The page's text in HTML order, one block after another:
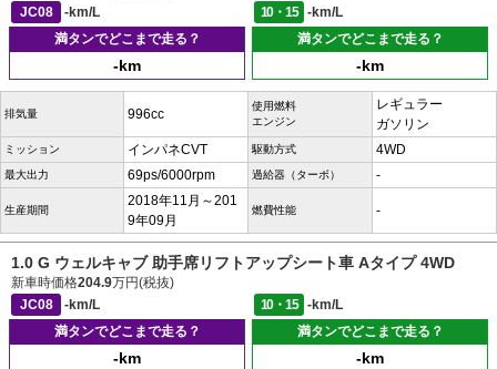
JC08
-km/L 10・15
-km/L
満タンでどこまで走る？
-km
満タンでどこまで走る？
-km
排気量 996cc
使用燃料
エンジン
レギュラー
ガソリン
ミッション インパネCVT 駆動方式 4WD
最大出力 69ps/6000rpm 過給器（ターボ） -
生産期間
2018年11月～201
9年09月
燃費性能 -
1.0 G ウェルキャブ 助手席リフトアップシート車 Aタイプ 4WD
新車時価格204.9万円(税抜)
JC08
-km/L 10・15
-km/L
満タンでどこまで走る？
-km
満タンでどこまで走る？
-km